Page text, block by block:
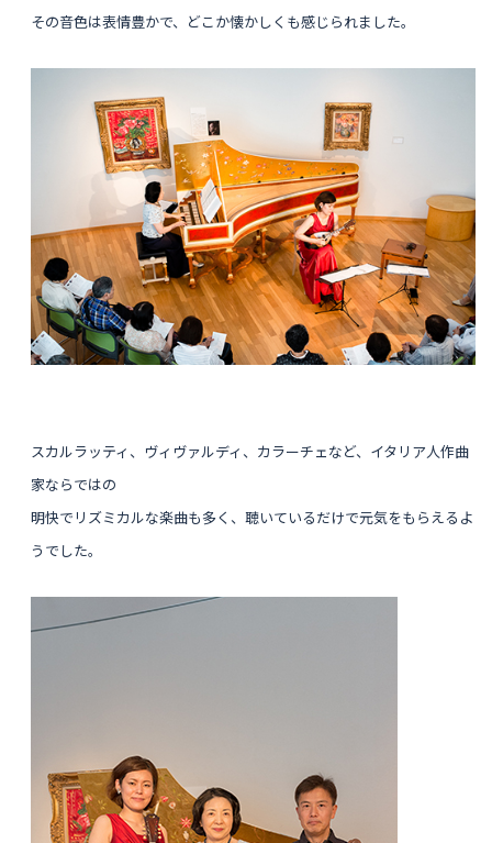
その音色は表情豊かで、どこか懐かしくも感じられました。
スカルラッティ、ヴィヴァルディ、カラーチェなど、イタリア人作曲
家ならではの
明快でリズミカルな楽曲も多く、聴いているだけで元気をもらえるよ
うでした。